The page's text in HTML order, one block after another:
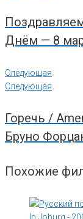
Днём — 8
Следующая
Следующая
Горечь /
Бруно
Похожие